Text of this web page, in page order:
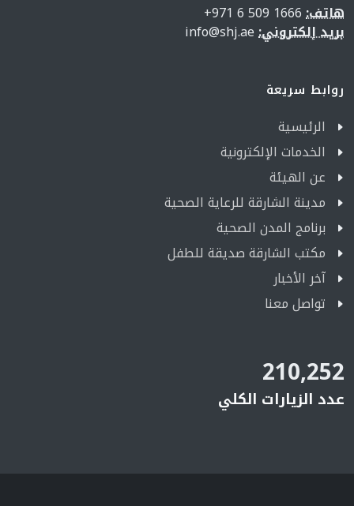
هاتف:
بريد إلكتروني:
روابط سريعة
الرئيسية
الخدمات الإلكترونية
عن الهيئة
مدينة الشارقة للرعاية الصحية
برنامج المدن الصحية
مكتب الشارقة صديقة للطفل
آخر الأخبار
تواصل معنا
210,252
عدد الزيارات الكلي